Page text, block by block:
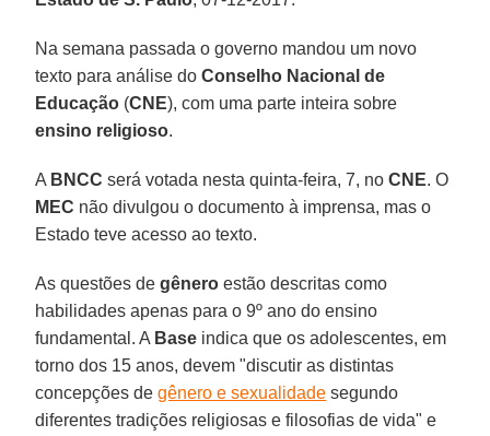
Na semana passada o governo mandou um novo
texto para análise doConselho Nacional de
Educação (CNE), com uma parte inteira sobre
ensino religioso.
A BNCC será votada nesta quinta-feira, 7, noCNE. O
MEC não divulgou o documento à imprensa, mas o
Estado teve acesso ao texto.
As questões degênero estão descritas como
habilidades apenas para o 9º ano do ensino
fundamental. A Base indica que os adolescentes, em
torno dos 15 anos, devem "discutir as distintas
concepções degênero e sexualidade segundo
diferentes tradições religiosas e filosofias de vida" e